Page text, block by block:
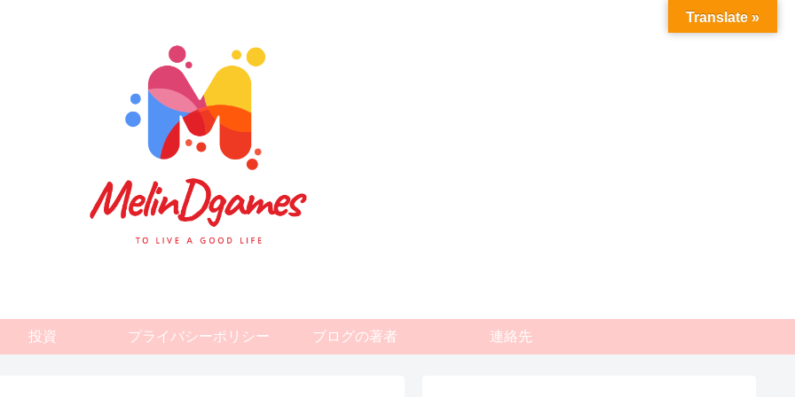
投資 プライバシーポリシー ブログの著者 連絡先
Translate »